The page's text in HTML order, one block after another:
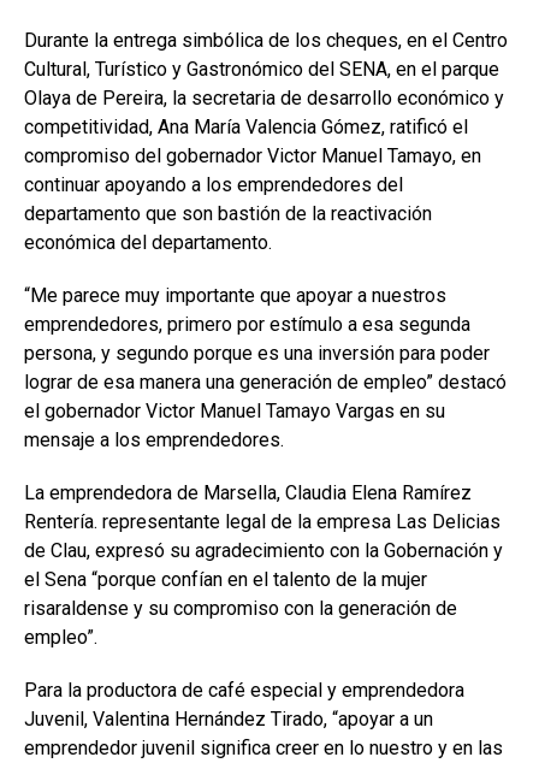
Durante la entrega simbólica de los cheques, en el Centro
Cultural, Turístico y Gastronómico del SENA, en el parque
Olaya de Pereira, la secretaria de desarrollo económico y
competitividad, Ana María Valencia Gómez, ratificó el
compromiso del gobernador Victor Manuel Tamayo, en
continuar apoyando a los emprendedores del
departamento que son bastión de la reactivación
económica del departamento.
“Me parece muy importante que apoyar a nuestros
emprendedores, primero por estímulo a esa segunda
persona, y segundo porque es una inversión para poder
lograr de esa manera una generación de empleo” destacó
el gobernador Victor Manuel Tamayo Vargas en su
mensaje a los emprendedores.
La emprendedora de Marsella, Claudia Elena Ramírez
Rentería. representante legal de la empresa Las Delicias
de Clau, expresó su agradecimiento con la Gobernación y
el Sena “porque confían en el talento de la mujer
risaraldense y su compromiso con la generación de
empleo”.
Para la productora de café especial y emprendedora
Juvenil, Valentina Hernández Tirado, “apoyar a un
emprendedor juvenil significa creer en lo nuestro y en las